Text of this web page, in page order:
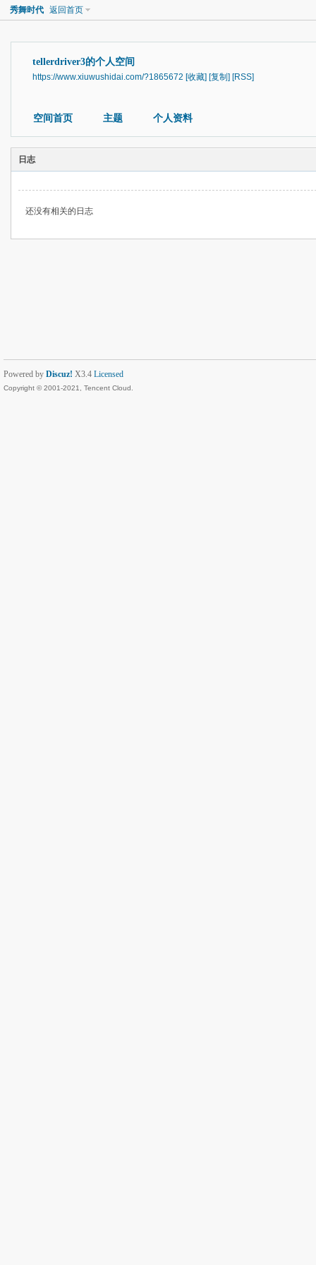
秀舞时代 返回首页
tellerdriver3的个人空间
https://www.xiuwushidai.com/?1865672 [收藏] [复制] [RSS]
空间首页 主题 个人资料
日志
还没有相关的日志
Powered by Discuz! X3.4 Licensed
Copyright © 2001-2021, Tencent Cloud.